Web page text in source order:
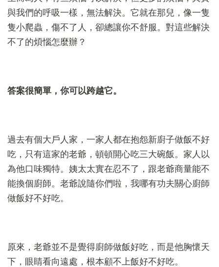
與我們的呼吸一樣，無法解決。它就在那兒，像一隻
隻小爬蟲，傷不了人，卻總讓你不舒服。對這些解決
不了的煩惱怎麼辦？
答案很簡單，你可以跨越它。
過去有個大戶人家，一家人都在抱怨新廚子做飯不好
吃，只有這家的老爺，頓頓開心吃三大碗飯。家人以
為他口味獨特。姨太太實在忍不了，跟老爺商量能不
能換個廚師。老爺說隨你們啦，我哪有功夫關心廚師
做飯好不好吃。
原來，老爺並不是覺得廚師做飯好吃，而是他胸懷天
下，眼睛看向遠處，根本顧不上飯好不好吃。